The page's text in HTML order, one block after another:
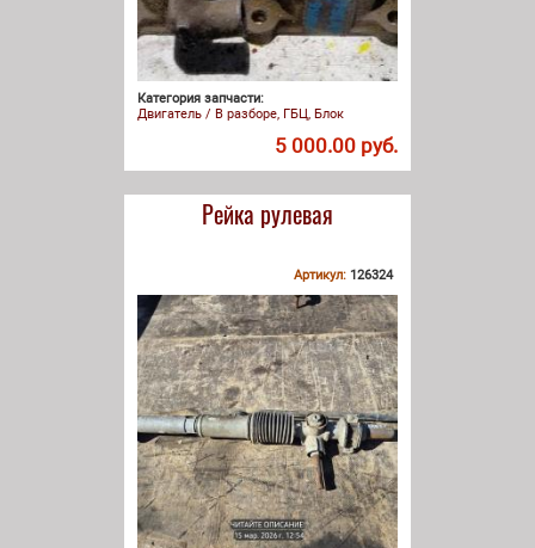
Категория запчасти:
Двигатель / В разборе, ГБЦ, Блок
5 000.00 руб.
Рейка рулевая
Артикул: 126324